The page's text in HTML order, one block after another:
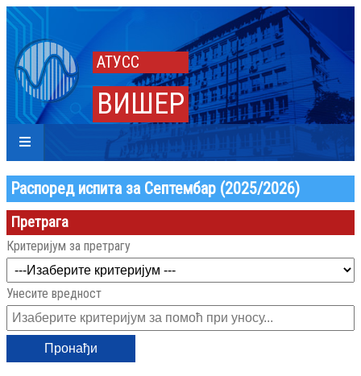
АТУСС
ВИШЕР
Распоред испита за Септембар (2025/2026)
Претрага
Критеријум за претрагу
Унесите вредност
Пронађи